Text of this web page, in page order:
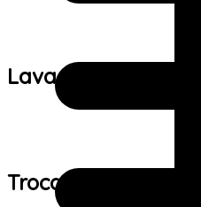
Lavagem:
Trocas e devoluções: